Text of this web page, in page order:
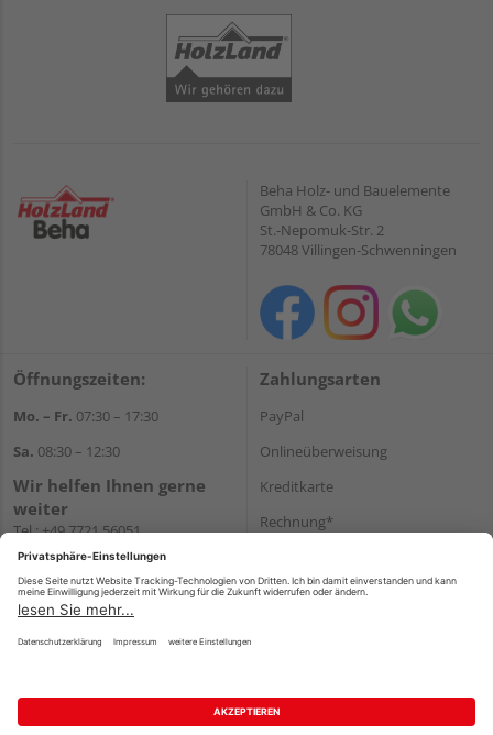
Beha Holz- und Bauelemente
GmbH & Co. KG
St.-Nepomuk-Str. 2
78048 Villingen-Schwenningen
Öffnungszeiten:
Mo. – Fr. 07:30 – 17:30
Sa. 08:30 – 12:30
Wir helfen Ihnen gerne
weiter
Tel.:+49 7721 56051
E-Mail:onlineshop@holzland-
WhatsApp
Zahlungsarten
PayPal
Onlineüberweisung
Kreditkarte
Rechnung*
Versand
Impressum AGB Widerruf
Datenschutz